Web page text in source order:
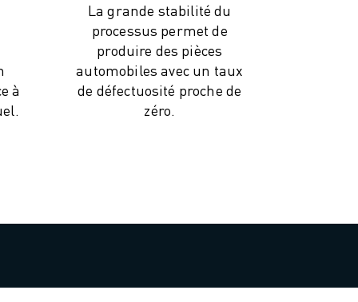
à
La grande stabilité du
processus permet de
produire des pièces
automobiles avec un taux
de défectuosité proche de
zéro.